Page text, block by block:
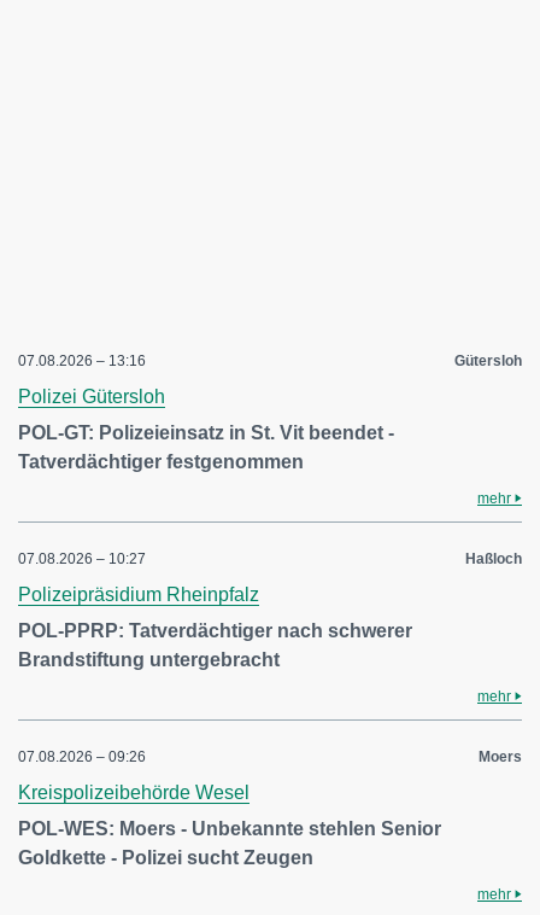
07.08.2026 – 13:16 Gütersloh
Polizei Gütersloh
POL-GT: Polizeieinsatz in St. Vit beendet -
Tatverdächtiger festgenommen
mehr
07.08.2026 – 10:27 Haßloch
Polizeipräsidium Rheinpfalz
POL-PPRP: Tatverdächtiger nach schwerer
Brandstiftung untergebracht
mehr
07.08.2026 – 09:26 Moers
Kreispolizeibehörde Wesel
POL-WES: Moers - Unbekannte stehlen Senior
Goldkette - Polizei sucht Zeugen
mehr